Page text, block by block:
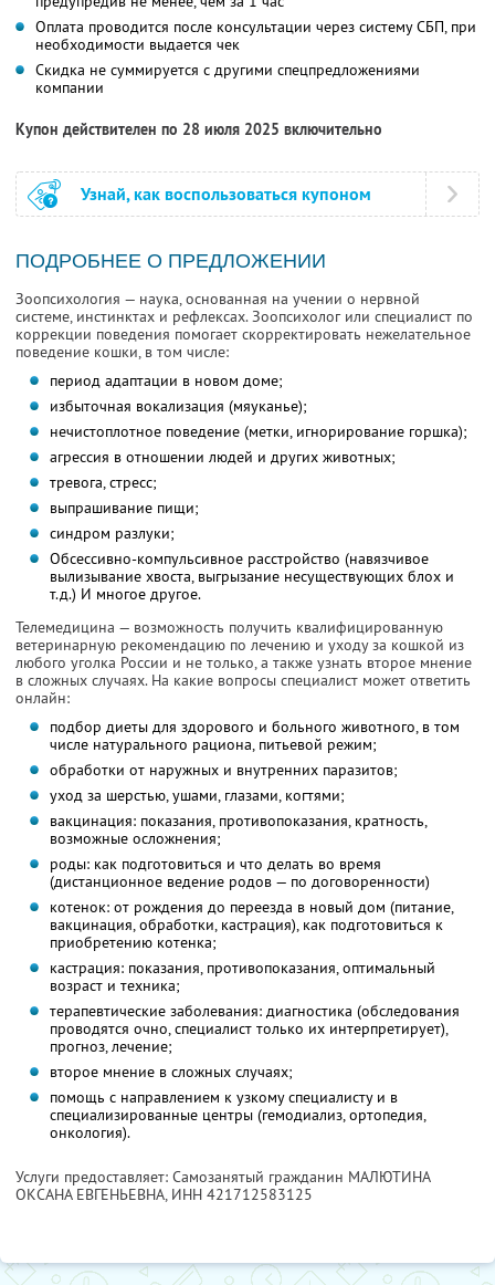
Оплата проводится после консультации через систему СБП, при
необходимости выдается чек
Скидка не суммируется с другими спецпредложениями
компании
Купон действителен по 28 июля 2025 включительно
Узнай, как воспользоваться купоном
ПОДРОБНЕЕ О ПРЕДЛОЖЕНИИ
Зоопсихология — наука, основанная на учении о нервной
системе, инстинктах и рефлексах. Зоопсихолог или специалист по
коррекции поведения помогает скорректировать нежелательное
поведение кошки, в том числе:
период адаптации в новом доме;
избыточная вокализация (мяуканье);
нечистоплотное поведение (метки, игнорирование горшка);
агрессия в отношении людей и других животных;
тревога, стресс;
выпрашивание пищи;
синдром разлуки;
Обсессивно-компульсивное расстройство (навязчивое
вылизывание хвоста, выгрызание несуществующих блох и
т.д.) И многое другое.
Телемедицина — возможность получить квалифицированную
ветеринарную рекомендацию по лечению и уходу за кошкой из
любого уголка России и не только, а также узнать второе мнение
в сложных случаях. На какие вопросы специалист может ответить
онлайн:
подбор диеты для здорового и больного животного, в том
числе натурального рациона, питьевой режим;
обработки от наружных и внутренних паразитов;
уход за шерстью, ушами, глазами, когтями;
вакцинация: показания, противопоказания, кратность,
возможные осложнения;
роды: как подготовиться и что делать во время
(дистанционное ведение родов — по договоренности)
котенок: от рождения до переезда в новый дом (питание,
вакцинация, обработки, кастрация), как подготовиться к
приобретению котенка;
кастрация: показания, противопоказания, оптимальный
возраст и техника;
терапевтические заболевания: диагностика (обследования
проводятся очно, специалист только их интерпретирует),
прогноз, лечение;
второе мнение в сложных случаях;
помощь с направлением к узкому специалисту и в
специализированные центры (гемодиализ, ортопедия,
онкология).
Услуги предоставляет: Самозанятый гражданин МАЛЮТИНА
ОКСАНА ЕВГЕНЬЕВНА, ИНН 421712583125